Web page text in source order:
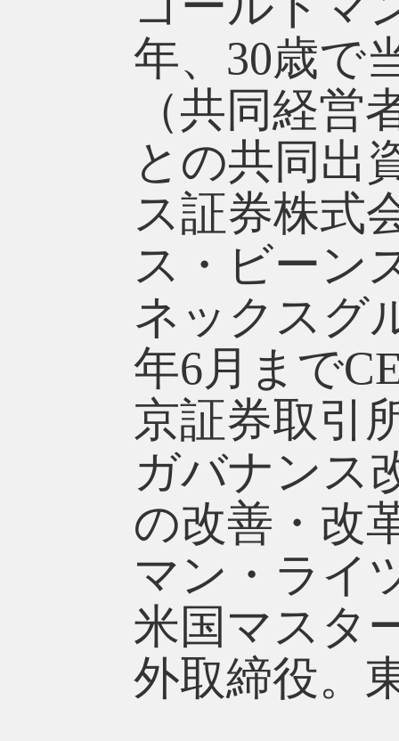
年、30歳で
（共同経営
との共同出
ス証券株式
ス・ビーン
ネックスグ
年6月まで
京証券取引
ガバナンス
の改善・改
マン・ライ
米国マスタ
外取締役。